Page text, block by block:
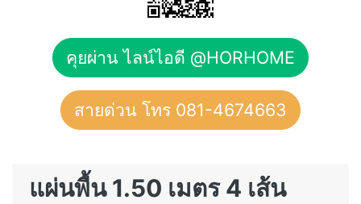
คุยผ่าน ไลน์ไอดี @HORHOME
สายด่วน โทร 081-4674663
แผ่นพื้น 1.50 เมตร 4 เส้น